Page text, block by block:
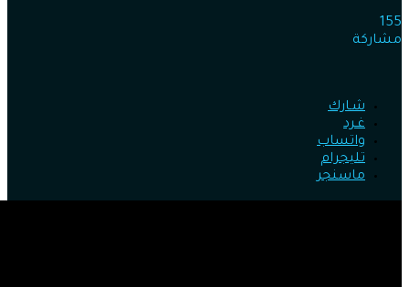
155
مشاركة
شـارك
غـرد
واتساب
تليجرام
ماسنجر